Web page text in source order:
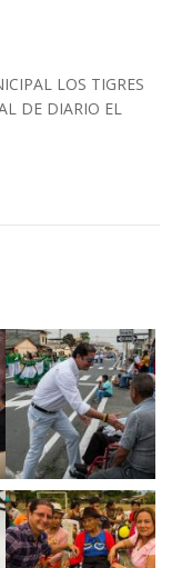
LOS TIGRES
DE DIARIO EL